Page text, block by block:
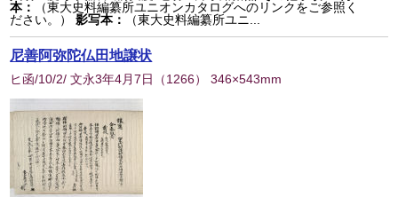
本：
（東大史料編纂所ユニオンカタログへのリンクをご参照く
ださい。）
影写本： （東大史料編纂所ユニ...
尼善阿弥陀仏田地譲状
ヒ函/10/2/ 文永3年4月7日 （1266） 346×543mm